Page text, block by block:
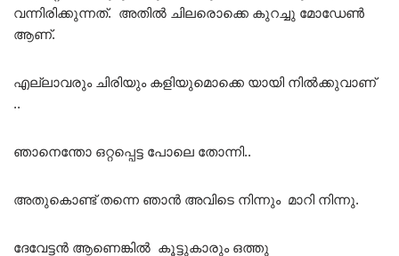
വന്നിരിക്കുന്നത്. അതിൽ ചിലരൊക്കെ കുറച്ചു മോഡേൺ
ആണ്.
എല്ലാവരും ചിരിയും കളിയുമൊക്കെ യായി നിൽക്കുവാണ്
..
ഞാനെന്തോ ഒറ്റപ്പെട്ട പോലെ തോന്നി..
അതുകൊണ്ട് തന്നെ ഞാൻ അവിടെ നിന്നും മാറി നിന്നു.
ദേവേട്ടൻ ആണെങ്കിൽ കൂട്ടുകാരും ഒത്തു